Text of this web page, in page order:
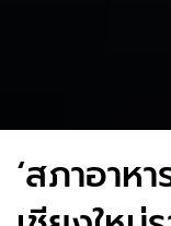
‘สภาอาห